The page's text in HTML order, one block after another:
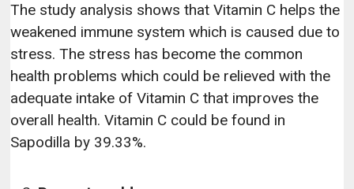
The study analysis shows that Vitamin C helps the
weakened immune system which is caused due to
stress. The stress has become the common
health problems which could be relieved with the
adequate intake of Vitamin C that improves the
overall health. Vitamin C could be found in
Sapodilla by 39.33%.